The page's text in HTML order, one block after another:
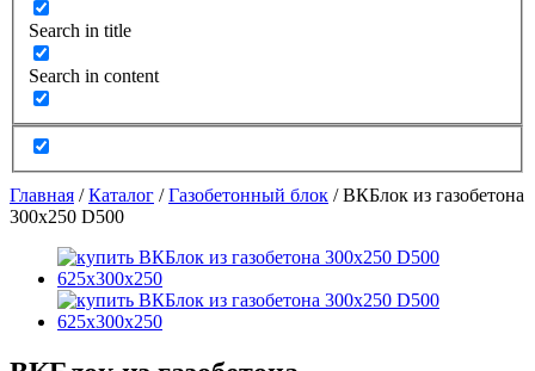
Search in title
Search in content
Главная /Каталог /Газобетонный блок /ВКБлок из газобетона
300х250 D500